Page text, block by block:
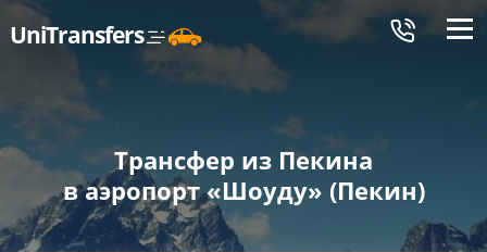
UniTransfers Меню
Трансфер из Пекина
в аэропорт «Шоуду» (Пекин)